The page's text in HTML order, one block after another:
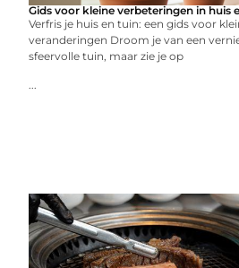
Gids voor kleine verbeteringen in huis
Verfris je huis en tuin: een gids voor
veranderingen Droom je van een
sfeervolle tuin, maar zie je op
...